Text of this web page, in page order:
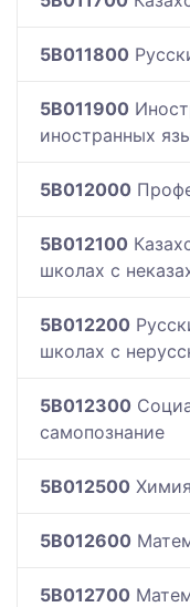
5B011800
5B011900
иностранных
5B012000
5B012100
школах с
5B012200
школах с
5B012300
самопознание
5B012500
5B012600
5B012700